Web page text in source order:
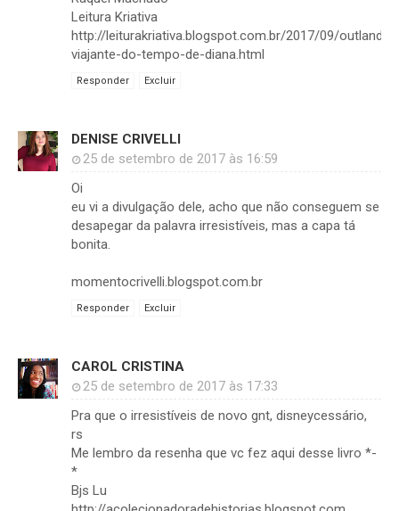
Leitura Kriativa
http://leiturakriativa.blogspot.com.br/2017/09/outlander-
viajante-do-tempo-de-diana.html
Responder Excluir
DENISE CRIVELLI
25 de setembro de 2017 às 16:59
Oi
eu vi a divulgação dele, acho que não conseguem se
desapegar da palavra irresistíveis, mas a capa tá
bonita.
momentocrivelli.blogspot.com.br
Responder Excluir
CAROL CRISTINA
25 de setembro de 2017 às 17:33
Pra que o irresistíveis de novo gnt, disneycessário,
rs
Me lembro da resenha que vc fez aqui desse livro *-
*
Bjs Lu